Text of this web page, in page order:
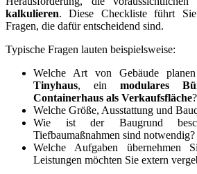
kalkulieren. Diese Checkliste führt
Fragen, die dafür entscheidend sind.
Typische Fragen lauten beispielsweise:
Welche Art von Gebäude
Tinyhaus, ein modulares
Containerhaus als Verkaufsfläche?
Welche Größe, Ausstattung und
Wie ist der Baugrund
Tiefbaumaßnahmen sind notwendig?
Welche Aufgaben übernehmen
Leistungen möchten Sie extern